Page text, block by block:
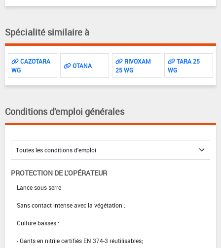
Spécialité similaire à
CAZOTARA
WG
OTANA
RIVOXAM
25 WG
TARA 25
WG
Conditions d'emploi générales
PROTECTION DE L'OPÉRATEUR
Lance sous serre
Sans contact intense avec la végétation :
Culture basses :
- Gants en nitrile certifiés EN 374-3 réutilisables;